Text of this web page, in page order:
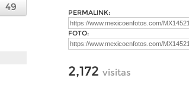
49 PERMALINK:
FOTO:
2,172 visitas